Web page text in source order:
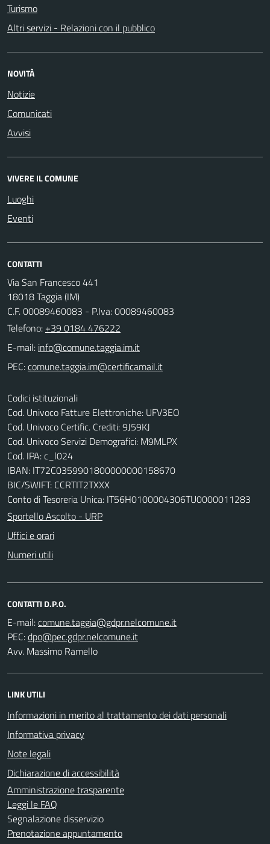
Turismo
Altri servizi - Relazioni con il pubblico
NOVITÀ
Notizie
Comunicati
Avvisi
VIVERE IL COMUNE
Luoghi
Eventi
CONTATTI
Via San Francesco 441
18018 Taggia (IM)
C.F. 00089460083 - P.Iva: 00089460083
Telefono: +39 0184 476222
E-mail:
PEC:
Codici istituzionali
Cod. Univoco Fatture Elettroniche: UFV3EO
Cod. Univoco Certific. Crediti: 9J59KJ
Cod. Univoco Servizi Demografici: M9MLPX
Cod. IPA: c_l024
IBAN: IT72C0359901800000000158670
BIC/SWIFT: CCRTIT2TXXX
Conto di Tesoreria Unica: IT56H0100004306TU0000011283
Sportello Ascolto - URP
Uffici e orari
Numeri utili
CONTATTI D.P.O.
E-mail:
PEC:
Avv. Massimo Ramello
LINK UTILI
Informazioni in merito al trattamento dei dati personali
Informativa privacy
Note legali
Dichiarazione di accessibilità
Amministrazione trasparente
Leggi le FAQ
Segnalazione disservizio
Prenotazione appuntamento